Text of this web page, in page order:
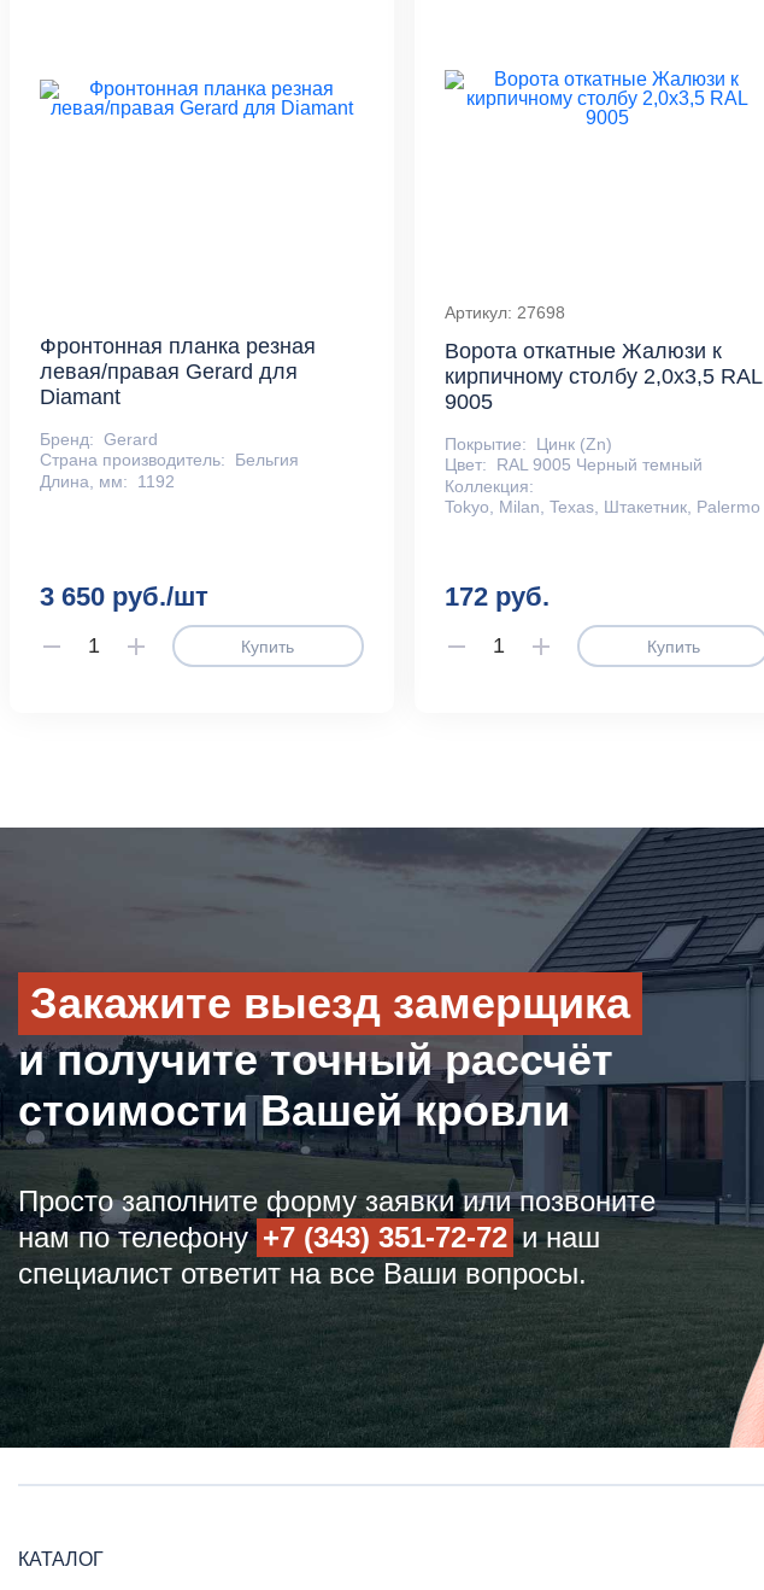
Фронтонная планка резная
левая/правая Gerard для
Diamant
Бренд: Gerard
Страна производитель:
Бельгия
Длина, мм:
1192
3 650 руб./шт
Купить
Артикул: 27698
Ворота откатные Жалюзи к
кирпичному столбу 2,0х3,5 RAL
9005
Покрытие:
Цинк (Zn)
Цвет:
RAL 9005 Черный темный
Коллекция:
Tokyo, Milan, Texas, Штакетник, Palermo
172 руб.
Купить
Закажите выезд замерщика
и получите точный рассчёт
стоимости Вашей кровли
Просто заполните форму заявки или позвоните
нам по телефону +7 (343) 351-72-72и наш
специалист ответит на все Ваши вопросы.
КАТАЛОГ